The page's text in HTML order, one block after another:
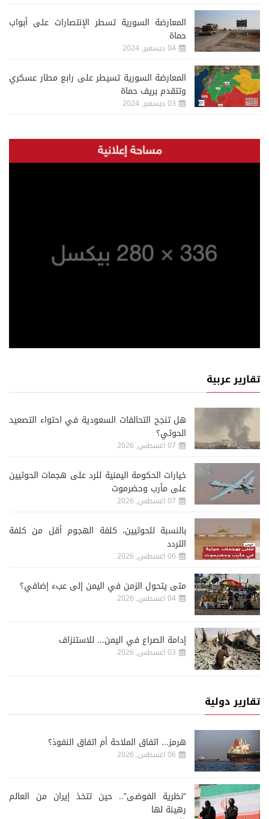
المعارضة السورية تسطر الإنتصارات على أبواب
حماة
04 ديسمبر, 2024
المعارضة السورية تسيطر على رابع مطار عسكري
وتتقدم بريف حماة
03 ديسمبر, 2024
تقارير عربية
هل تنجح التحالفات السعودية في احتواء التصعيد
الحوثي؟
07 اغسطس, 2026
خيارات الحكومة اليمنية للرد على هجمات الحوثيين
على مأرب وحضرموت
07 اغسطس, 2026
‏بالنسبة للحوثيين، كلفة الهجوم أقل من كلفة
التردد
06 اغسطس, 2026
متى يتحول الزمن في اليمن إلى عبء إضافي؟
04 اغسطس, 2026
إدامة الصراع في اليمن... للاستنزاف
03 اغسطس, 2026
تقارير دولية
هرمز... اتفاق الملاحة أم اتفاق النفوذ؟
06 اغسطس, 2026
“نظرية الفوضى”.. حين تتخذ إيران من العالم
رهينة لها